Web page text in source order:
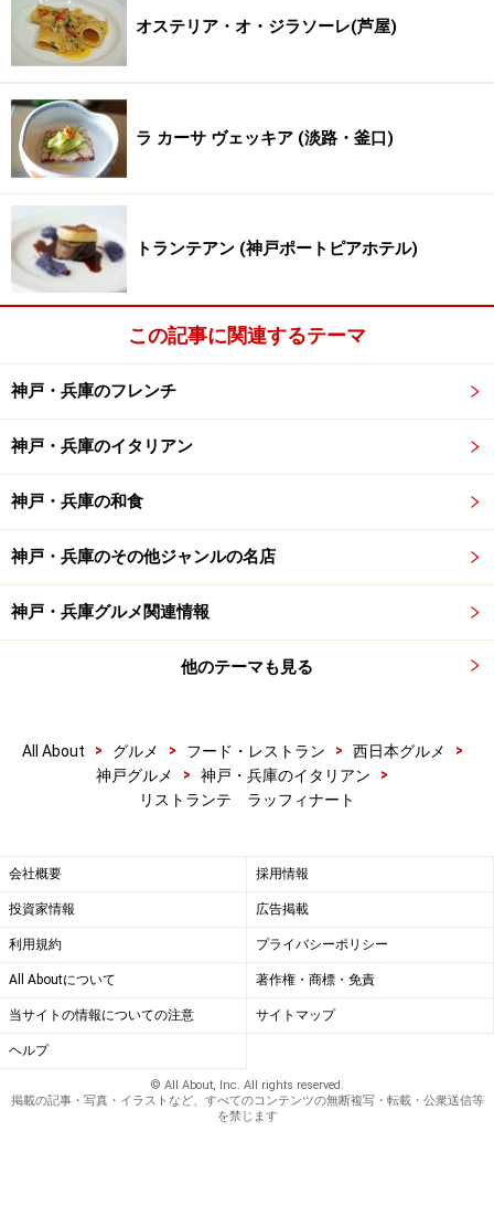
オステリア・オ・ジラソーレ(芦屋)
ラ カーサ ヴェッキア (淡路・釜口)
トランテアン (神戸ポートピアホテル)
この記事に関連するテーマ
神戸・兵庫のフレンチ
神戸・兵庫のイタリアン
神戸・兵庫の和食
神戸・兵庫のその他ジャンルの名店
神戸・兵庫グルメ関連情報
他のテーマも見る
All About > グルメ > フード・レストラン > 西日本グルメ
>
神戸グルメ
> 神戸・兵庫のイタリアン
>
リストランテ ラッフィナート
会社概要 採用情報
投資家情報 広告掲載
利用規約 プライバシーポリシー
All Aboutについて 著作権・商標・免責
当サイトの情報についての注意 サイトマップ
ヘルプ
© All About, Inc. All rights reserved.
掲載の記事・写真・イラストなど、すべてのコンテンツの無断複写・転載・公衆送信等
を禁じます